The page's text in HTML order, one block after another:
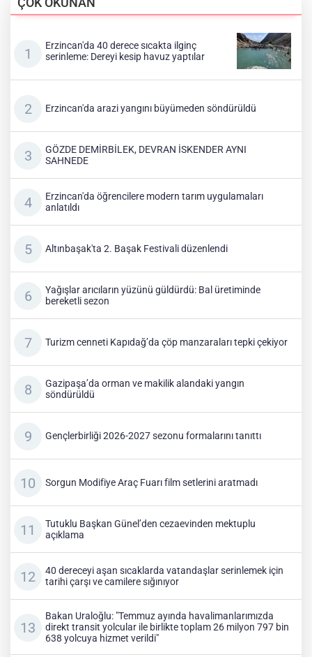
Erzincan'da 40 derece sıcakta ilginç
serinleme: Dereyi kesip havuz yaptılar
Erzincan'da arazi yangını büyümeden söndürüldü
GÖZDE DEMİRBİLEK, DEVRAN İSKENDER AYNI
SAHNEDE
Erzincan'da öğrencilere modern tarım uygulamaları
anlatıldı
Altınbaşak'ta 2. Başak Festivali düzenlendi
Yağışlar arıcıların yüzünü güldürdü: Bal üretiminde
bereketli sezon
Turizm cenneti Kapıdağ’da çöp manzaraları tepki çekiyor
Gazipaşa’da orman ve makilik alandaki yangın
söndürüldü
Gençlerbirliği 2026-2027 sezonu formalarını tanıttı
Sorgun Modifiye Araç Fuarı film setlerini aratmadı
Tutuklu Başkan Günel’den cezaevinden mektuplu
açıklama
40 dereceyi aşan sıcaklarda vatandaşlar serinlemek için
tarihi çarşı ve camilere sığınıyor
Bakan Uraloğlu: "Temmuz ayında havalimanlarımızda
direkt transit yolcular ile birlikte toplam 26 milyon 797 bin
638 yolcuya hizmet verildi"